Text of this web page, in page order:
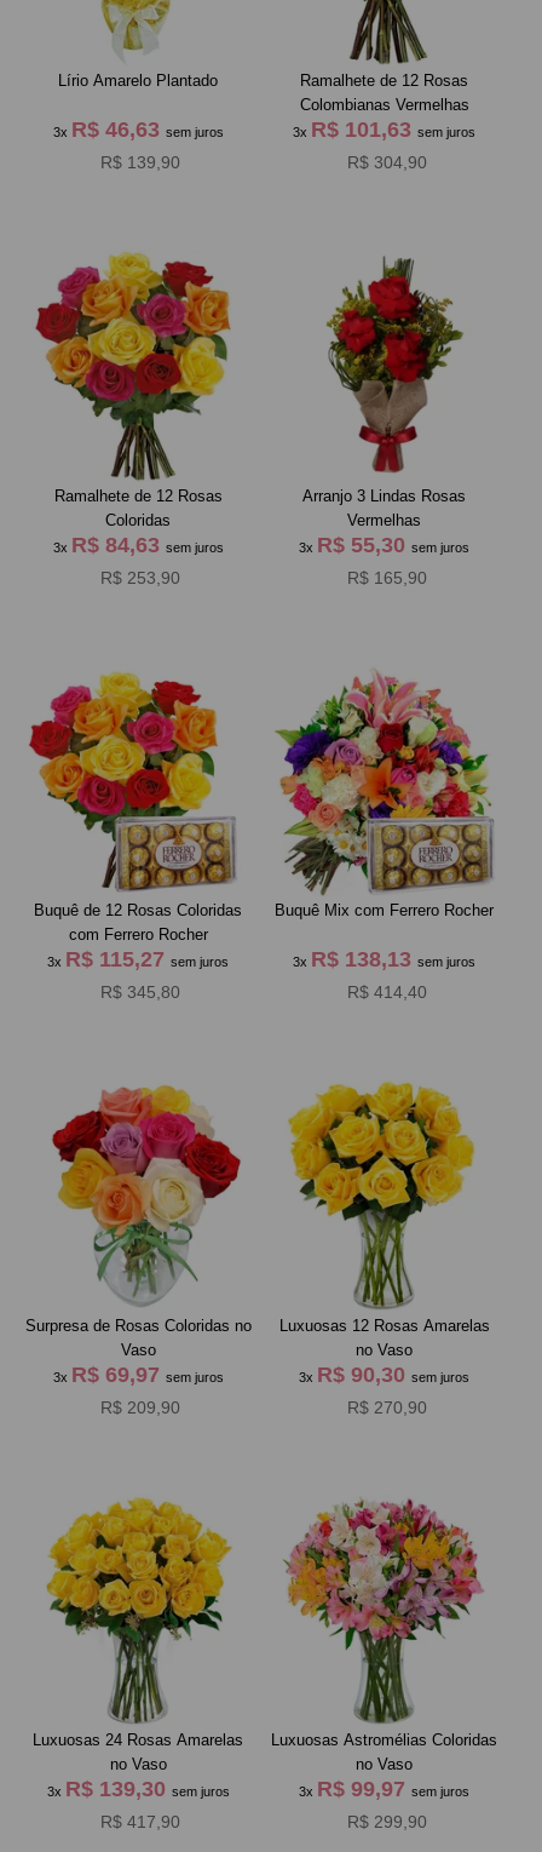
Lírio Amarelo Plantado
3x R$ 46,63 sem juros
R$ 139,90
Ramalhete de 12 Rosas
Colombianas Vermelhas
3x R$ 101,63sem juros
R$ 304,90
Ramalhete de 12 Rosas
Coloridas
3x R$ 84,63 sem juros
R$ 253,90
Arranjo 3 Lindas Rosas
Vermelhas
3x R$ 55,30sem juros
R$ 165,90
Buquê de 12 Rosas Coloridas
com Ferrero Rocher
3x R$ 115,27sem juros
R$ 345,80
Buquê Mix com Ferrero Rocher
3x R$ 138,13sem juros
R$ 414,40
Surpresa de Rosas Coloridas no
Vaso
3x R$ 69,97 sem juros
R$ 209,90
Luxuosas 12 Rosas Amarelas
no Vaso
3x R$ 90,30sem juros
R$ 270,90
Luxuosas 24 Rosas Amarelas
no Vaso
3x R$ 139,30 sem juros
R$ 417,90
Luxuosas Astromélias Coloridas
no Vaso
3x R$ 99,97sem juros
R$ 299,90